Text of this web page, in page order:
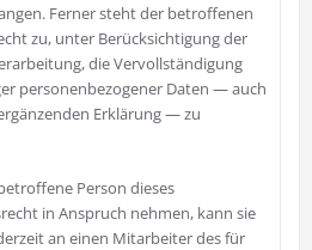
Ferner steht der betroffenen
zu, unter Berücksichtigung der
die Vervollständigung
personenbezogener Daten — auch
Erklärung — zu
Person dieses
in Anspruch nehmen, kann sie
an einen Mitarbeiter des für